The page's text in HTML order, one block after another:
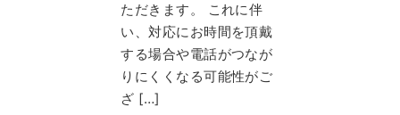
ただきます。 これに伴
い、対応にお時間を頂戴
する場合や電話がつなが
りにくくなる可能性がご
ざ […]